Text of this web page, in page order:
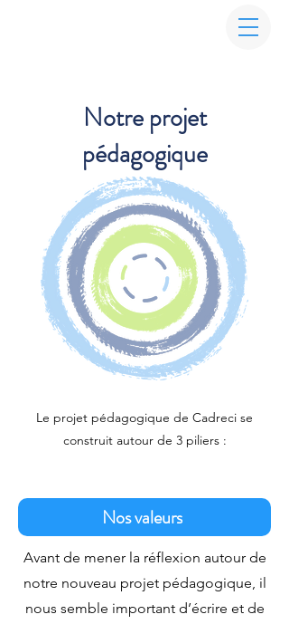
Notre projet
pédagogique
Le projet pédagogique de Cadreci se
construit autour de 3 piliers :
Nos valeurs
Avant de mener la réflexion autour de
notre nouveau projet pédagogique, il
nous semble important d’écrire et de